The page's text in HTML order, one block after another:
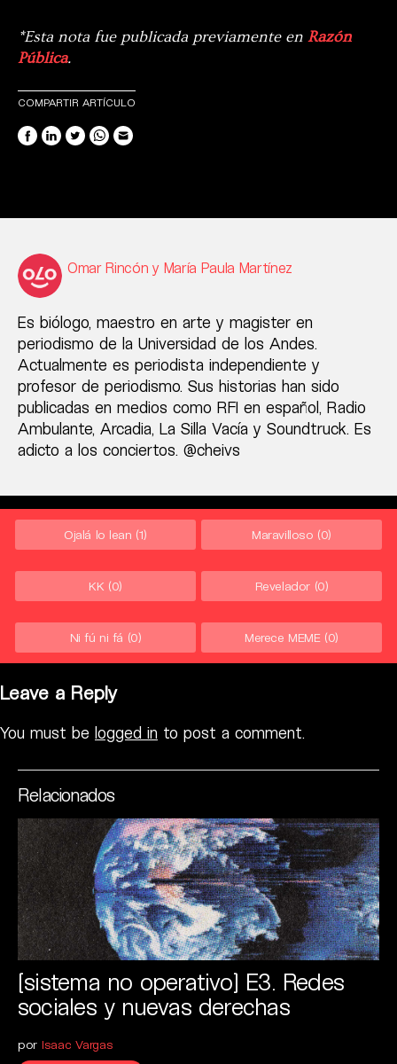
*Esta nota fue publicada previamente en Razón
Pública.
COMPARTIR ARTÍCULO
Omar Rincón y María Paula Martínez
Es biólogo, maestro en arte y magister en
periodismo de la Universidad de los Andes.
Actualmente es periodista independiente y
profesor de periodismo. Sus historias han sido
publicadas en medios como RFI en español, Radio
Ambulante, Arcadia, La Silla Vacía y Soundtruck. Es
adicto a los conciertos. @cheivs
Ojalá lo lean (1) Maravilloso (0)
KK (0) Revelador (0)
Ni fú ni fá (0) Merece MEME (0)
Leave a Reply
You must be logged in to post a comment.
Relacionados
[sistema no operativo] E3. Redes
sociales y nuevas derechas
por Isaac Vargas